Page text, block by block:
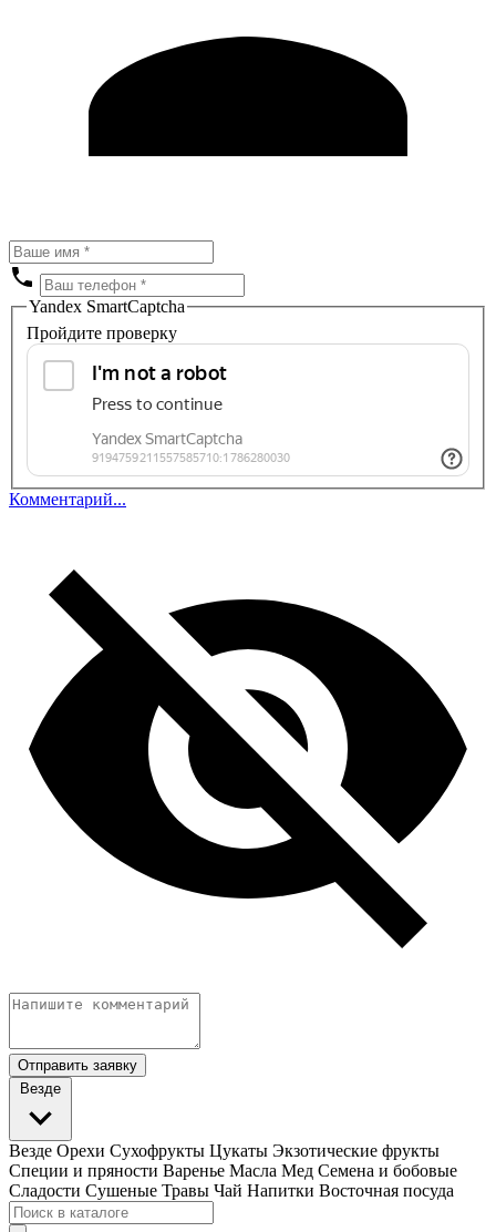
Yandex SmartCaptcha
Пройдите проверку
Комментарий...
Отправить заявку
Везде
Везде Орехи Сухофрукты Цукаты Экзотические фрукты
Специи и пряности Варенье Масла Мед Семена и бобовые
Сладости Сушеные Травы Чай Напитки Восточная посуда